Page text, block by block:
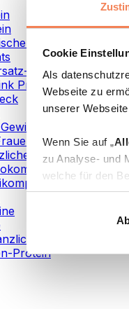
Cookie
Als
Webseite zu
unserer
Wenn Sie auf „
zu Analyse- und
welche für den
„Anpassen“
Weitere
Proteine
Pulver
Proteingetränke
Proteine
Proteine
Proteine
Proteine
Protein